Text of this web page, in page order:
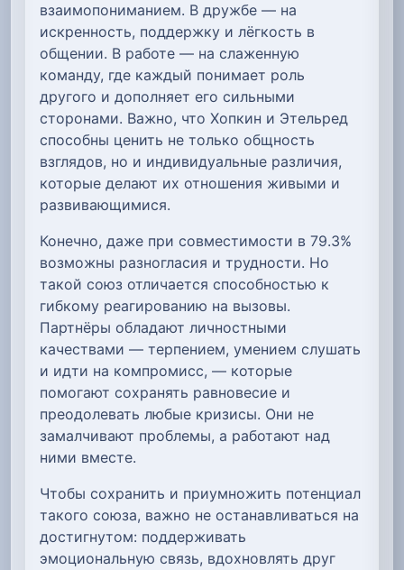
взаимопониманием. В дружбе — на
искренность, поддержку и лёгкость в
общении. В работе — на слаженную
команду, где каждый понимает роль
другого и дополняет его сильными
сторонами. Важно, что Хопкин и Этельред
способны ценить не только общность
взглядов, но и индивидуальные различия,
которые делают их отношения живыми и
развивающимися.
Конечно, даже при совместимости в 79.3%
возможны разногласия и трудности. Но
такой союз отличается способностью к
гибкому реагированию на вызовы.
Партнёры обладают личностными
качествами — терпением, умением слушать
и идти на компромисс, — которые
помогают сохранять равновесие и
преодолевать любые кризисы. Они не
замалчивают проблемы, а работают над
ними вместе.
Чтобы сохранить и приумножить потенциал
такого союза, важно не останавливаться на
достигнутом: поддерживать
эмоциональную связь, вдохновлять друг